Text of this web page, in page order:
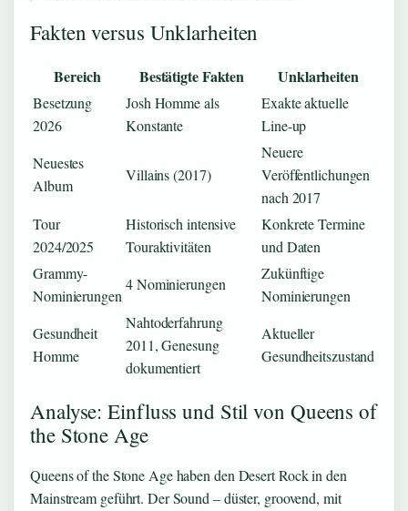
Fakten versus Unklarheiten
Bereich Bestätigte Fakten Unklarheiten
Besetzung
2026
Josh Homme als
Konstante
Exakte aktuelle
Line-up
Neuestes
Album
Villains (2017)
Neuere
Veröffentlichungen
nach 2017
Tour
2024/2025
Historisch intensive
Touraktivitäten
Konkrete Termine
und Daten
Grammy-
Nominierungen
4 Nominierungen
Zukünftige
Nominierungen
Gesundheit
Homme
Nahtoderfahrung
2011, Genesung
dokumentiert
Aktueller
Gesundheitszustand
Analyse: Einfluss und Stil von Queens of
the Stone Age
Queens of the Stone Age haben den Desert Rock in den
Mainstream geführt. Der Sound – düster, groovend, mit